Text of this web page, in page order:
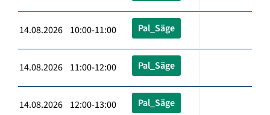
14.08.2026 10:00-11:00 Pal_Säge
14.08.2026 11:00-12:00 Pal_Säge
14.08.2026 12:00-13:00 Pal_Säge